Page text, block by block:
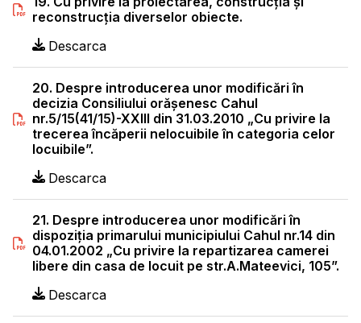
reconstrucţia diverselor obiecte.
Descarca
20. Despre introducerea unor modificări în
decizia Consiliului orăşenesc Cahul
nr.5/15(41/15)-XXIII din 31.03.2010 „Cu privire la
trecerea încăperii nelocuibile în categoria celor
locuibile”.
Descarca
21. Despre introducerea unor modificări în
dispoziţia primarului municipiului Cahul nr.14 din
04.01.2002 „Cu privire la repartizarea camerei
libere din casa de locuit pe str.A.Mateevici, 105”.
Descarca